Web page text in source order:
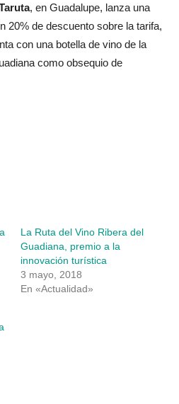
, en Guadalupe, lanza una
20% de descuento sobre la tarifa,
con una botella de vino de la
como obsequio de
La Ruta del Vino Ribera del
Guadiana, premio a la
innovación turística
3 mayo, 2018
En «Actualidad»